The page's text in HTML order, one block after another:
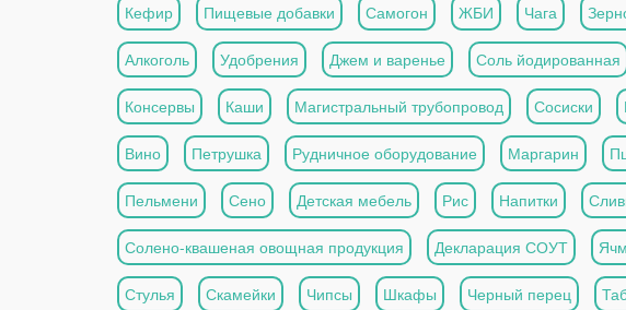
Кефир Пищевые добавки Самогон ЖБИ Чага
Алкоголь Удобрения Джем и варенье Соль йодированная
Консервы Каши Магистральный трубопровод Сосиски
Вино Петрушка Рудничное оборудование Маргарин
Пельмени Сено Детская мебель Рис Напитки
Солено-квашеная овощная продукция Декларация СОУТ
Стулья Скамейки Чипсы Шкафы Черный перец